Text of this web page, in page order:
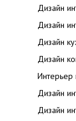
Дизайн
Дизайн
Дизайн
Дизайн
Интерьер
Дизайн
Дизайн